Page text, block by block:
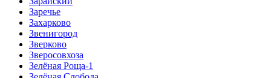
Заречье
Захарково
Звенигород
Зверково
Зверосовхоза
Зелёная Роща-1